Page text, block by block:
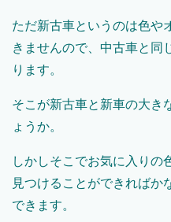
ただ新古車というのは色や
きませんので、中古車と同
ります。
そこが新古車と新車の大き
ょうか。
しかしそこでお気に入りの
見つけることができればか
できます。